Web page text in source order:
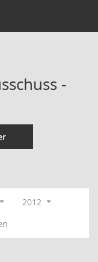
-
2012